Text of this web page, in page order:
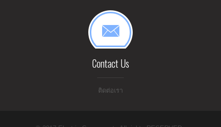
Contact Us
ติดต่อเรา